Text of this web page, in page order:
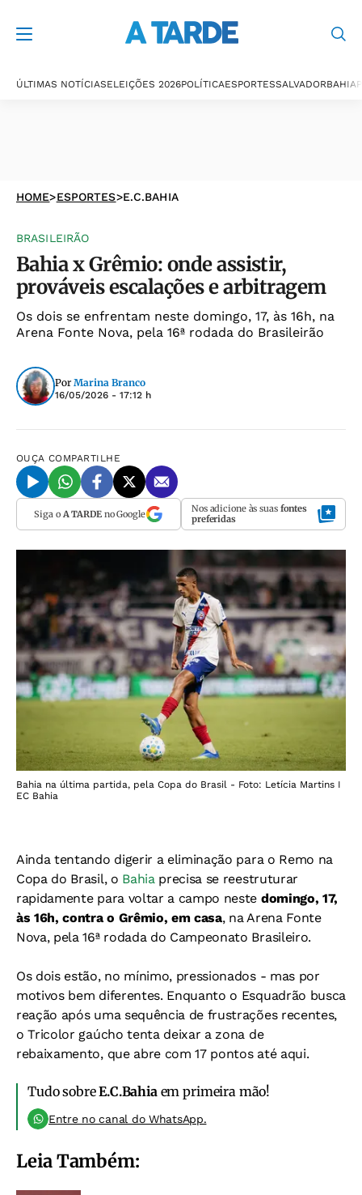
ÚLTIMAS NOTÍCIASELEIÇÕES 2026POLÍTICAESPORTESSALVADORBAHIA
HOME>ESPORTES>E.C.BAHIA
BRASILEIRÃO
Bahia x Grêmio: onde assistir,
prováveis escalações e arbitragem
Os dois se enfrentam neste domingo, 17, às 16h, na
Arena Fonte Nova, pela 16ª rodada do Brasileirão
Por Marina Branco
16/05/2026 - 17:12 h
OUÇA COMPARTILHE
Siga o A TARDEno Google Nos adicione às suas fontes
preferidas
Bahia na última partida, pela Copa do Brasil - Foto: Letícia Martins I
EC Bahia
Ainda tentando digerir a eliminação para o Remo na
Copa do Brasil, o Bahia precisa se reestruturar
rapidamente para voltar a campo neste domingo, 17,
às 16h, contra o Grêmio, em casa, na Arena Fonte
Nova, pela 16ª rodada do Campeonato Brasileiro.
Os dois estão, no mínimo, pressionados - mas por
motivos bem diferentes. Enquanto o Esquadrão busca
reação após uma sequência de frustrações recentes,
o Tricolor gaúcho tenta deixar a zona de
rebaixamento, que abre com 17 pontos até aqui.
Tudo sobreE.C.Bahia em primeira mão!
Entre no canal do WhatsApp.
Leia Também: